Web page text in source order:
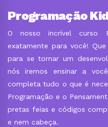
Programação
O nosso incrível curso
exatamente para você!
para se tornar um
nós iremos ensinar a
completa tudo o que é
Programação e o
pretas feias e códigos
e nem cabeça.